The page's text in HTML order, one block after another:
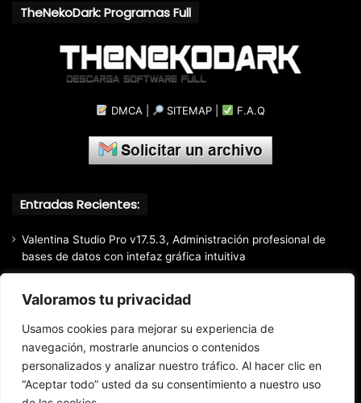
Valoramos tu privacidad
Usamos cookies para mejorar su experiencia de
navegación, mostrarle anuncios o contenidos
personalizados y analizar nuestro tráfico. Al hacer clic en
“Aceptar todo” usted da su consentimiento a nuestro uso
TheNekoDark: Programas Full
DMCA SITEMAP F.A.Q
Entradas Recientes:
Valentina Studio Pro v17.5.3, Administración profesional de
bases de datos con intefaz gráfica intuitiva
datos de la manera más fácil y rápida
Mozilla Firefox (2026) v153.0.3, Navegador web libre y de
código abierto​ desarrollado por la Corporación Mozilla
Total Audio Converter v6.1.0.305, Solución para convertir o
modificar todos los formatos de audio existentes